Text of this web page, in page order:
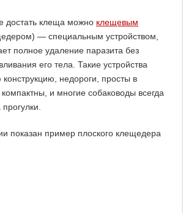
достать клеща можно клещевым
— специальным устройством,
полное удаление паразита без
его тела. Такие устройства
конструкцию, недороги, просты в
и многие собаководы всегда
показан пример плоского клещедера